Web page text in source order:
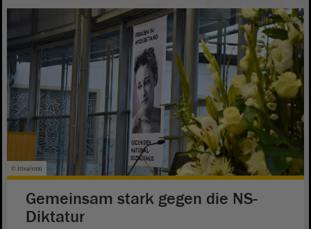
© ltlsa/smü
Gemeinsam stark gegen die NS-
Diktatur